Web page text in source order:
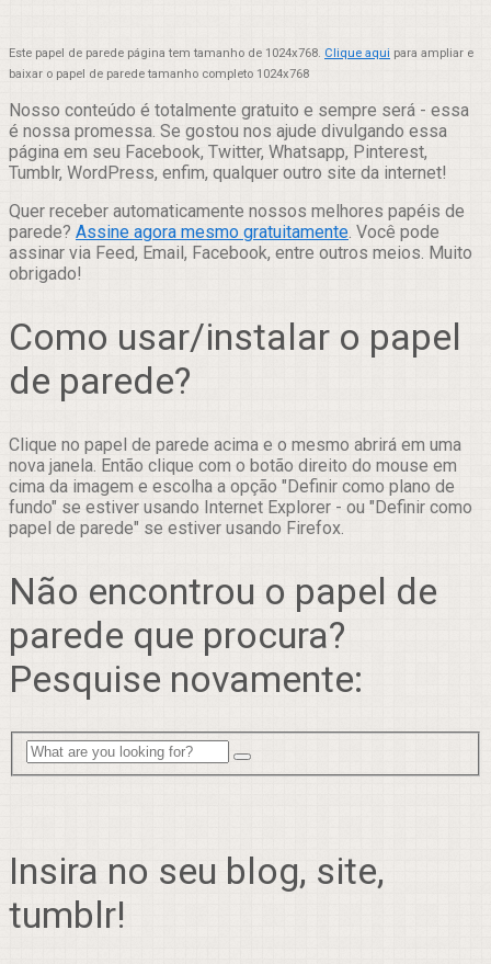
Este papel de parede página tem tamanho de 1024x768. Clique aqui para ampliar e
baixar o papel de parede tamanho completo 1024x768
Nosso conteúdo é totalmente gratuito e sempre será - essa
é nossa promessa. Se gostou nos ajude divulgando essa
página em seu Facebook, Twitter, Whatsapp, Pinterest,
Tumblr, WordPress, enfim, qualquer outro site da internet!
Quer receber automaticamente nossos melhores papéis de
parede? Assine agora mesmo gratuitamente. Você pode
assinar via Feed, Email, Facebook, entre outros meios. Muito
obrigado!
Como usar/instalar o papel
de parede?
Clique no papel de parede acima e o mesmo abrirá em uma
nova janela. Então clique com o botão direito do mouse em
cima da imagem e escolha a opção "Definir como plano de
fundo" se estiver usando Internet Explorer - ou "Definir como
papel de parede" se estiver usando Firefox.
Não encontrou o papel de
parede que procura?
Pesquise novamente:
Insira no seu blog, site,
tumblr!